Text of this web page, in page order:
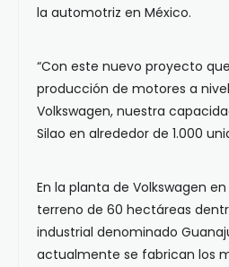
la automotriz en México.
“Con este nuevo proyecto
producción de motores a
Volkswagen, nuestra
Silao en alrededor de 1.000
En la planta de Volkswagen
terreno de 60 hectáreas
industrial denominado
actualmente se fabrican los